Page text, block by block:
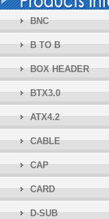
BNC
B TO B
BOX HEADER
BTX3.0
ATX4.2
CABLE
CAP
CARD
D-SUB